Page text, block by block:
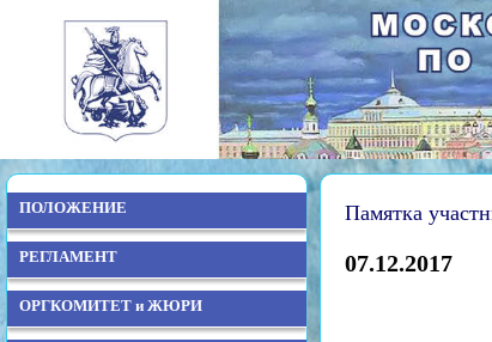
ПОЛОЖЕНИЕ
РЕГЛАМЕНТ
ОРГКОМИТЕТ и ЖЮРИ
Памятка
07.12.2017